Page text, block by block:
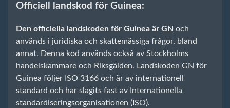
Officiell landskod för Guinea:
Den officiella landskoden för Guinea är GN och
används i juridiska och skattemässiga frågor, bland
annat. Denna kod används också av Stockholms
handelskammare och Riksgälden. Landskoden GN för
Guinea följer ISO 3166 och är av internationell
standard och har slagits fast av Internationella
standardiseringsorganisationen (ISO).